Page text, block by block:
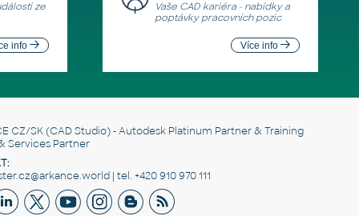
ze
info
Vaše CAD kariéra - nabídky a
poptávky pracovních pozic
Více info
CZ/SK(CAD Studio) - Autodesk Platinum Partner & Training
Services Partner
| tel. +420 910 970 111